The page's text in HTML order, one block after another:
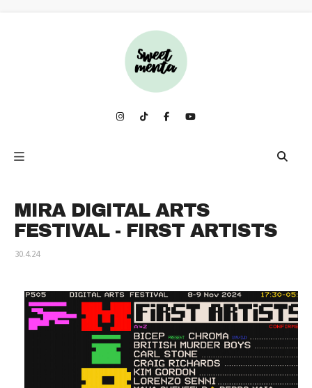
MIRA DIGITAL ARTS
FESTIVAL - FIRST ARTISTS
30.4.24